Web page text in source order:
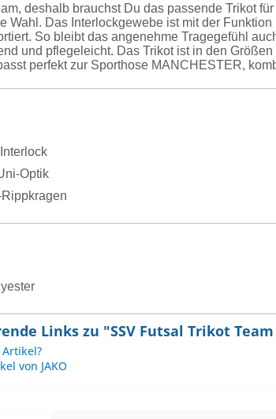
deshalb brauchst Du das passende Trikot
Wahl. Das Interlockgewebe ist mit der
So bleibt das angenehme Tragegefühl
und pflegeleicht. Das Trikot ist in den
perfekt zur Sporthose MANCHESTER,
Optik
Links zu "SSV Futsal Trikot
von JAKO